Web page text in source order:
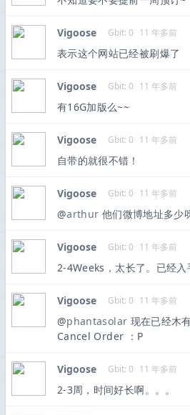
Vigoose Gbit: 0 11 年多前
表示这个网站已经被刷爆了
Vigoose Gbit: 0 11 年多前
有16G加版么~~
Vigoose Gbit: 0 11 年多前
自带的就很不错！
Vigoose Gbit: 0 11 年多前
@arthur 他们微博地址多少
Vigoose Gbit: 0 11 年多前
2-4Weeks，太长了。已经入
Vigoose Gbit: 0 11 年多前
@phantasolar 现在已经木
Cancel Order ：P
Vigoose Gbit: 0 11 年多前
2-3周，时间好长啊。。。